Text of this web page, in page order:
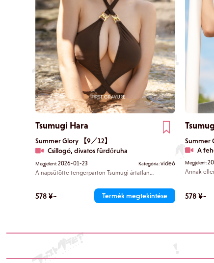
Tsumugi Hara
Summer Glory 【9／12】
Csillogó, divatos fürdőruha
Megjelent:2026-01-23 Kategória:videó
A napsütötte tengerparton Tsumugi ártatlan
fürdőruhát visel, amely kissé a bondage stílusra
emlékeztet. A nyakkivágás függőleges hasítéka
természetesen a dekoltázsára irányítja a tekintetet,
578 ¥~ Termék megtekintése
Summer
A
Megjelent:
Annak
végül te
578 ¥~